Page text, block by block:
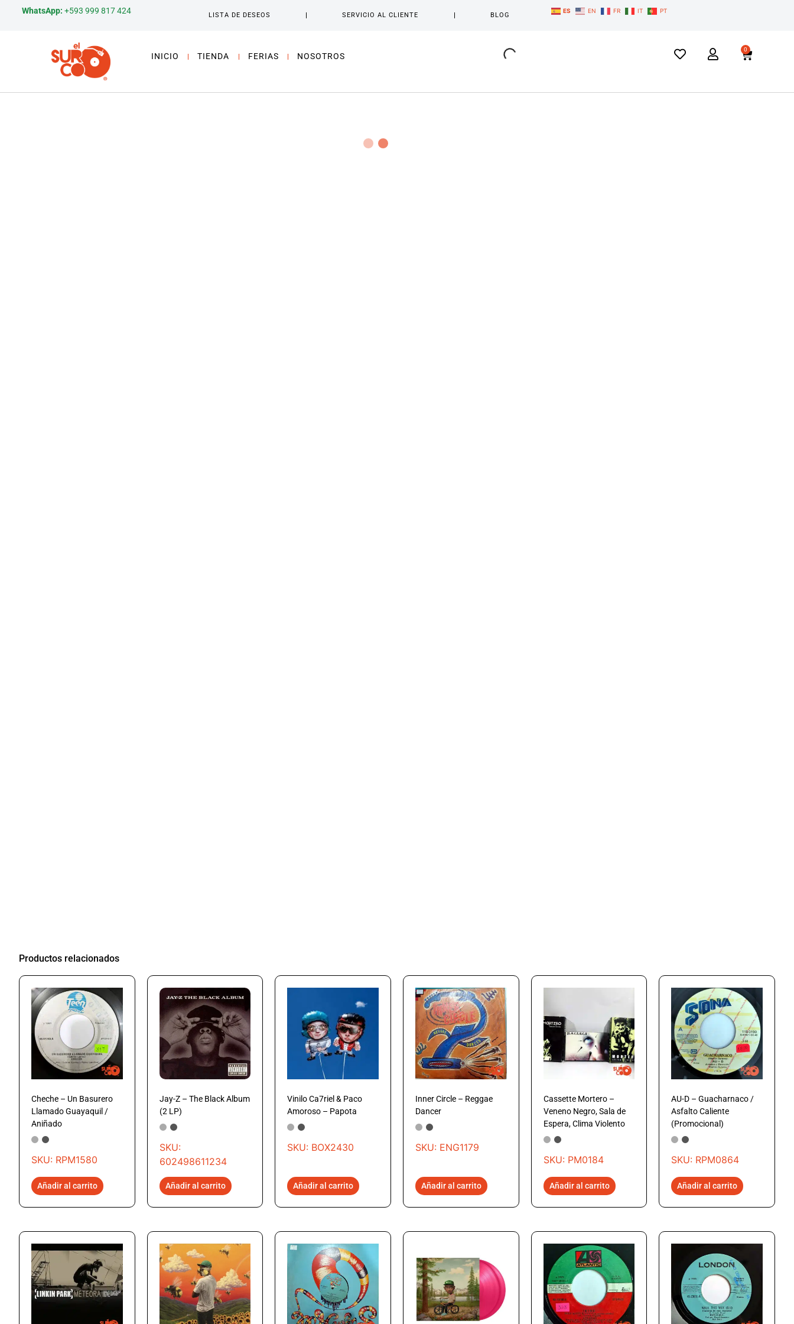
WhatsApp: +593 999 817 424 LISTA DE DESEOS SERVICIO AL CLIENTE BLOG
ES EN FR IT PT
INICIO TIENDA FERIAS NOSOTROS
0
Productos relacionados
Cheche – Un Basurero
Llamado Guayaquil /
Aniñado
SKU: RPM1580
Añadir al carrito
Jay-Z – The Black Album
(2 LP)
SKU:
602498611234
Añadir al carrito
Vinilo Ca7riel & Paco
Amoroso – Papota
SKU: BOX2430
Añadir al carrito
Inner Circle – Reggae
Dancer
SKU: ENG1179
Añadir al carrito
Cassette Mortero –
Veneno Negro, Sala de
Espera, Clima Violento
SKU: PM0184
Añadir al carrito
AU-D – Guacharnaco /
Asfalto Caliente
(Promocional)
SKU: RPM0864
Añadir al carrito